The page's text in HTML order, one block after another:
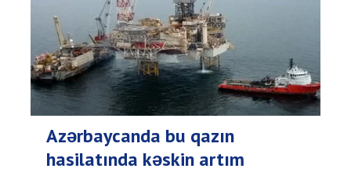
Azərbaycanda bu qazın
hasilatında kəskin artım